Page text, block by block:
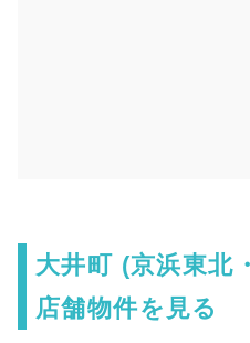
大井町 (京浜東北
店舗物件を見る